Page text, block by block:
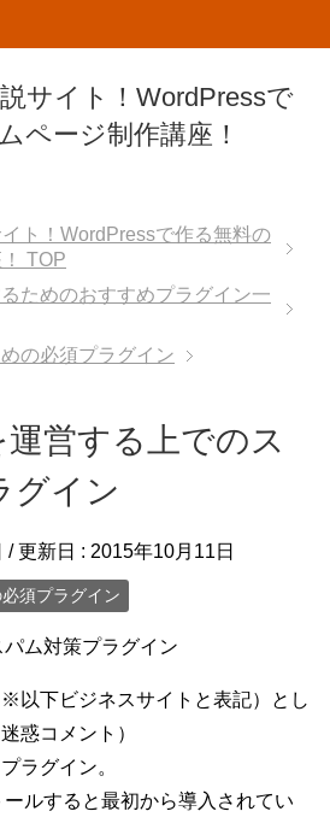
サイト！WordPressで
ページ制作講座！
ト！WordPressで作る無料の
TOP
ためのおすすめプラグイン一
の必須プラグイン
営する上でのス
グイン
/ 更新日 : 2015年10月11日
須プラグイン
ム対策プラグイン
以下ビジネスサイトと表記）とし
惑コメント）
ラグイン。
ルすると最初から導入されてい